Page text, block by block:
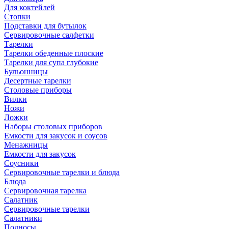
Для коктейлей
Стопки
Подставки для бутылок
Сервировочные салфетки
Тарелки
Тарелки обеденные плоские
Тарелки для супа глубокие
Бульонницы
Десертные тарелки
Столовые приборы
Вилки
Ножи
Ложки
Наборы столовых приборов
Емкости для закусок и соусов
Менажницы
Емкости для закусок
Соусники
Сервировочные тарелки и блюда
Блюда
Сервировочная тарелка
Салатник
Сервировочные тарелки
Салатники
Подносы